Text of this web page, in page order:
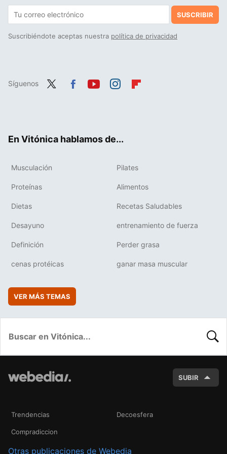
SUSCRIBIR
Suscribiéndote aceptas nuestra política de privacidad
Síguenos
En Vitónica hablamos de...
Musculación Pilates
Proteínas Alimentos
Dietas Recetas Saludables
Desayuno entrenamiento de fuerza
Definición Perder grasa
cenas protéicas ganar masa muscular
VER MÁS TEMAS
SUBIR
Trendencias Decoesfera
Compradiccion
Otras publicaciones de Webedia